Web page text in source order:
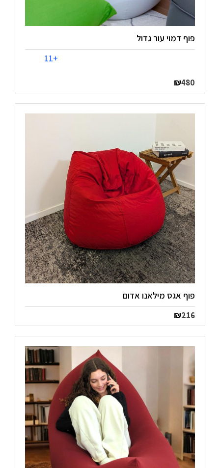
פוף דמוי עור גדול
+11
₪480
פוף אגס מילאנו אדום
₪216